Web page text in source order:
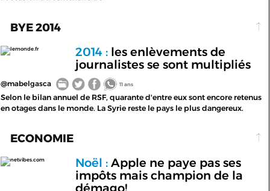
BYE 2014
lemonde.fr 2014 :les enlèvements de
journalistes se sont multipliés
@mabelgasca 11 ans
Selon le bilan annuel de RSF, quarante d'entre eux sont encore retenus
en otages dans le monde. La Syrie reste le pays le plus dangereux.
ECONOMIE
netvibes.com Noël :Apple ne paye pas ses
impôts mais champion de la
démago!